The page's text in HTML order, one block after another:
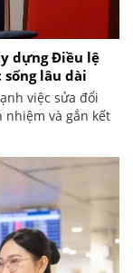
dựng Điều lệ
lâu dài
việc sửa đổi
nhiệm và gắn kết